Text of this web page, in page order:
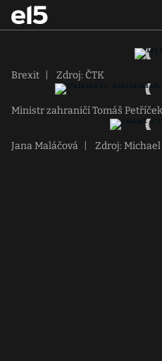
Brexit Zdroj: ČTK
Ministr zahraničí Tomáš Petříček
Jana Maláčová Zdroj: Michael